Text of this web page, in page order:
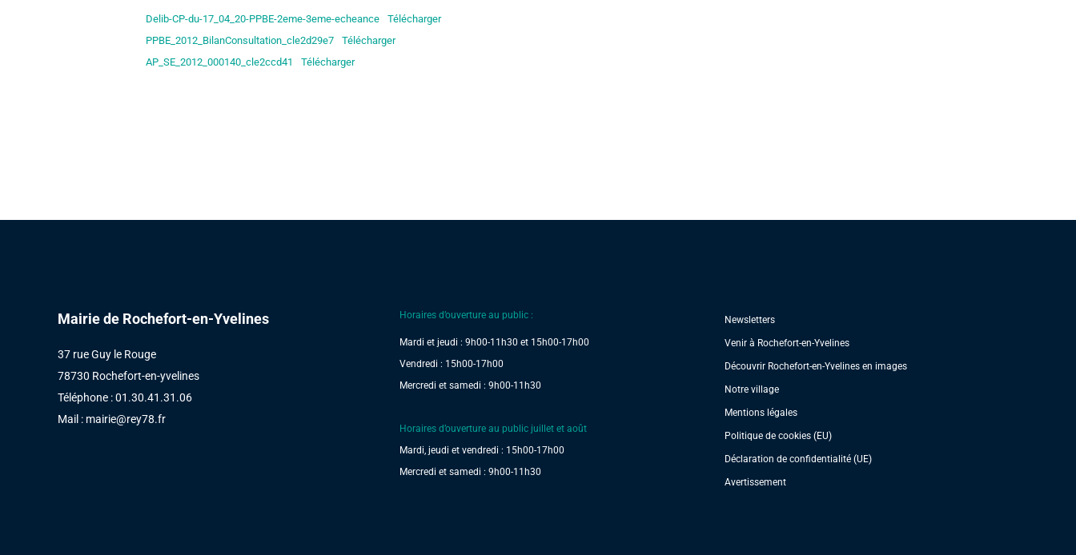
Delib-CP-du-17_04_20-PPBE-2eme-3eme-echeance
Télécharger
PPBE_2012_BilanConsultation_cle2d29e7
Télécharger
AP_SE_2012_000140_cle2ccd41
Télécharger
Mairie de Rochefort-en-Yvelines
37 rue Guy le Rouge
78730 Rochefort-en-yvelines
Téléphone : 01.30.41.31.06
Mail : mairie@rey78.fr
Horaires d’ouverture au public :
Mardi et jeudi : 9h00-11h30 et 15h00-17h00
Vendredi : 15h00-17h00
Mercredi et samedi : 9h00-11h30
Horaires d’ouverture au public juillet et août
Mardi, jeudi et vendredi : 15h00-17h00
Mercredi et samedi : 9h00-11h30
Newsletters
Venir à Rochefort-en-Yvelines
Découvrir Rochefort-en-Yvelines en images
Notre village
Mentions légales
Politique de cookies (EU)
Déclaration de confidentialité (UE)
Avertissement